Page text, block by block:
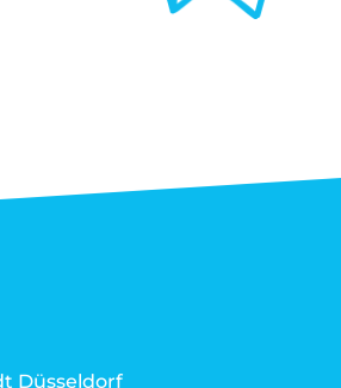
Düsseldorf